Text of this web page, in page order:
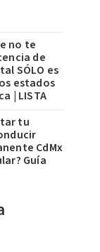
no te
de
SÓLO es
estados
| LISTA
tu
CdMx
Guía